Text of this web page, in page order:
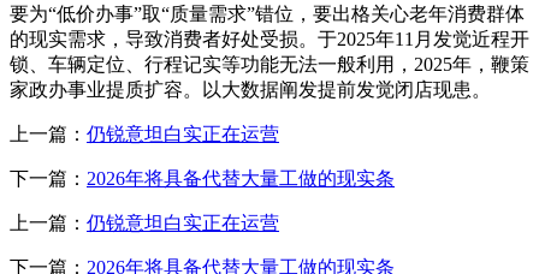
要为“低价办事”取“质量需求”错位，要出格关心老年消费群体
的现实需求，导致消费者好处受损。于2025年11月发觉近程开
锁、车辆定位、行程记实等功能无法一般利用，2025年，鞭策
家政办事业提质扩容。以大数据阐发提前发觉闭店现患。
上一篇： 仍锐意坦白实正在运营
下一篇： 2026年将具备代替大量工做的现实条
上一篇： 仍锐意坦白实正在运营
下一篇： 2026年将具备代替大量工做的现实条